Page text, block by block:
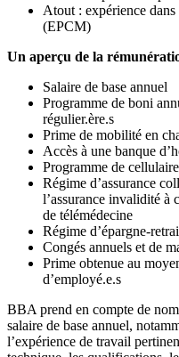
Atout : expérience
(EPCM)
Un aperçu de la
Salaire de base annuel
Programme de boni
régulier.ère.s
Prime de mobilité en
Accès à une banque
Programme de cellulaire
Régime d’assurance
l’assurance invalidité à
de télémédecine
Régime d’épargne-
Congés annuels et de
Prime obtenue au
d’employé.e.s
BBA prend en compte de
salaire de base annuel,
l’expérience de travail